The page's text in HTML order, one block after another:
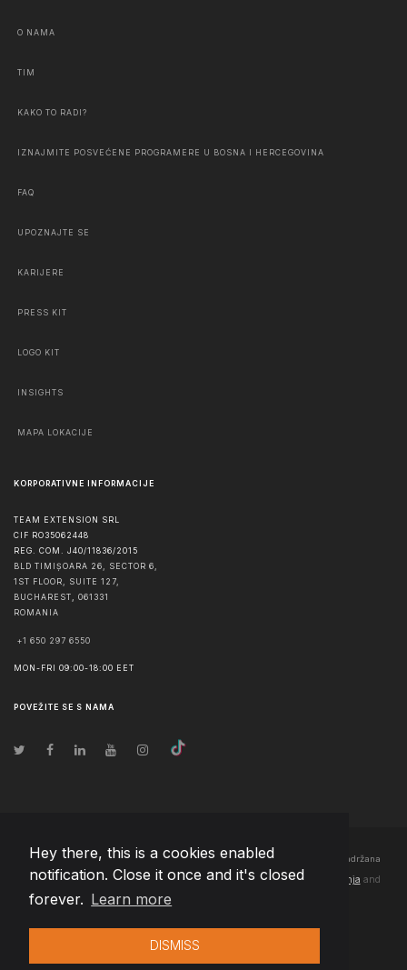
Hey there, this is a cookies enabled
notification. Close it once and it's closed
forever. Learn more
DISMISS
O NAMA
TIM
KAKO TO RADI?
IZNAJMITE POSVEĆENE PROGRAMERE U BOSNA I HERCEGOVINA
FAQ
UPOZNAJTE SE
KARIJERE
PRESS KIT
LOGO KIT
INSIGHTS
MAPA LOKACIJE
KORPORATIVNE INFORMACIJE
TEAM EXTENSION SRL
CIF RO35062448
REG. COM. J40/11836/2015
BLD TIMIȘOARA 26, SECTOR 6,
1ST FLOOR, SUITE 127,
BUCHAREST
061331
ROMANIA
+1 650 297 6550
MON-FRI 09:00-18:00 EET
POVEŽITE SE S NAMA
© Autorska prava 2026 Team Extension Bosnia Herzegovina - Sva prava zadržana
Changelog● Korišćenjem ove stranice slažete se sa našimPravila korištenja and
Politika privatnosti